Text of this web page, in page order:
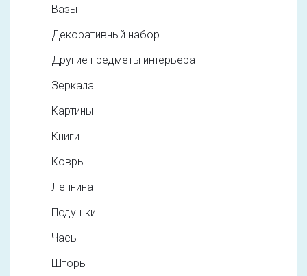
Вазы
Декоративный набор
Другие предметы интерьера
Зеркала
Картины
Книги
Ковры
Лепнина
Подушки
Часы
Шторы